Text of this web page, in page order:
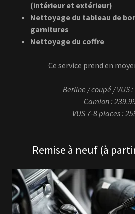
(intérieur et extérieur)
Nettoyage du tableau de
garnitures
Nettoyage du coffre
Ce service prend en
Berline / coupé / VUS
Camion :
VUS 7-8 places :
Remise à neuf (à